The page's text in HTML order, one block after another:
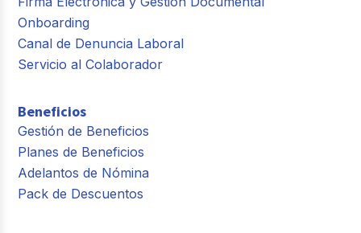
Onboarding
Canal de Denuncia Laboral
Servicio al Colaborador
Beneficios
Gestión de Beneficios
Planes de Beneficios
Adelantos de Nómina
Pack de Descuentos